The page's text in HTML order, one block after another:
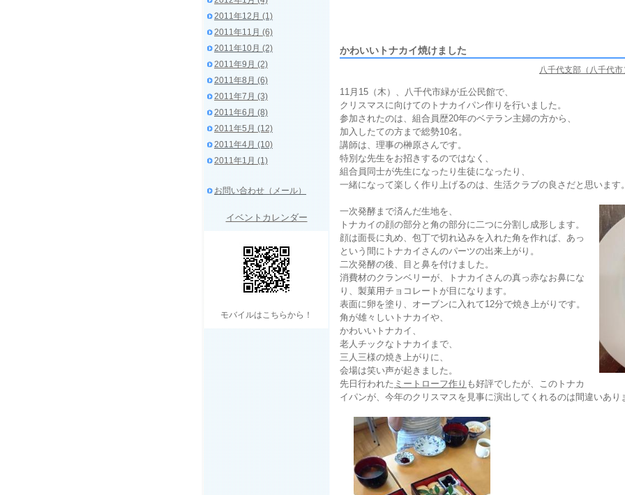
かわいいトナカイ焼けました
八千代支部（八千代市
11月15（木）、八千代市緑が丘公民館で、
クリスマスに向けてのトナカイパン作りを行いました。
参加されたのは、組合員歴20年のベテラン主婦の方から、
加入したての方まで総勢10名。
講師は、理事の榊原さんです。
特別な先生をお招きするのではなく、
組合員同士が先生になったり生徒になったり、
一緒になって楽しく作り上げるのは、生活クラブの良さだと思います
一次発酵まで済んだ生地を、
トナカイの顔の部分と角の部分に二つに分割し成形します。
顔は面長に丸め、包丁で切れ込みを入れた角を作れば、あっ
という間にトナカイさんのパーツの出来上がり。
二次発酵の後、目と鼻を付けました。
消費材のクランベリーが、トナカイさんの真っ赤なお鼻にな
り、製菓用チョコレートが目になります。
表面に卵を塗り、オーブンに入れて12分で焼き上がりです。
角が雄々しいトナカイや、
かわいいトナカイ、
老人チックなトナカイまで、
三人三様の焼き上がりに、
会場は笑い声が起きました。
先日行われた ミートローフ作り も好評でしたが、このトナカ
イパンが、今年のクリスマスを見事に演出してく れるのは間違いあり
2011年12月 (1)
2011年11月 (6)
2011年10月 (2)
2011年9月 (2)
2011年8月 (6)
2011年7月 (3)
2011年6月 (8)
2011年5月 (12)
2011年4月 (10)
2011年1月 (1)
お問い合わせ（メール）
イベントカレンダー
モバイルはこちらから！